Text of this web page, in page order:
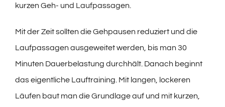
kurzen Geh- und Laufpassagen.
Mit der Zeit sollten die Gehpausen reduziert und die
Laufpassagen ausgeweitet werden, bis man 30
Minuten Dauerbelastung durchhält. Danach beginnt
das eigentliche Lauftraining. Mit langen, lockeren
Läufen baut man die Grundlage auf und mit kurzen,